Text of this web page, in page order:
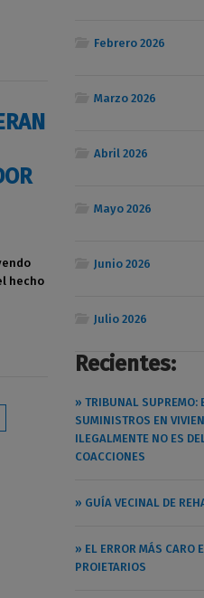
hecho
Febrero 2026
Marzo 2026
Abril 2026
Mayo 2026
Junio 2026
Julio 2026
Recientes:
» TRIBUNAL SUPREMO:
SUMINISTROS EN
ILEGALMENTE NO ES
COACCIONES
» GUÍA VECINAL DE
» EL ERROR MÁS CARO
PROIETARIOS